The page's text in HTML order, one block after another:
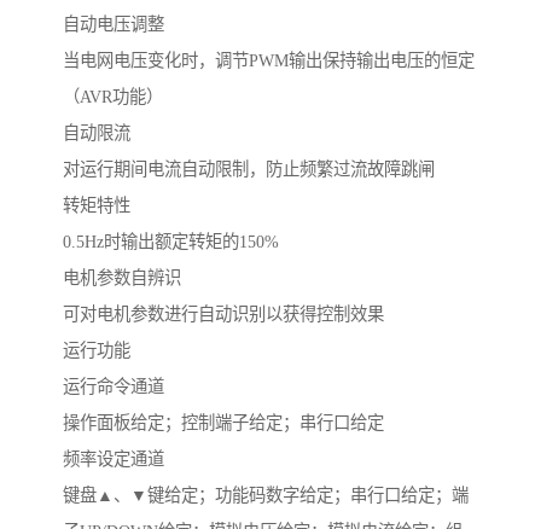
自动电压调整
当电网电压变化时，调节PWM输出保持输出电压的恒定
（AVR功能）
自动限流
对运行期间电流自动限制，防止频繁过流故障跳闸
转矩特性
0.5Hz时输出额定转矩的150%
电机参数自辨识
可对电机参数进行自动识别以获得控制效果
运行功能
运行命令通道
操作面板给定；控制端子给定；串行口给定
频率设定通道
键盘▲、▼键给定；功能码数字给定；串行口给定；端